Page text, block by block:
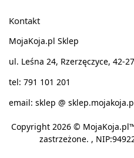
Kontakt
MojaKoja.pl Sklep
ul. Leśna 24, Rzerzęczyce, 42-
tel: 791 101 201
email: sklep @
Copyright 2026 ©
zastrzeżone. ,